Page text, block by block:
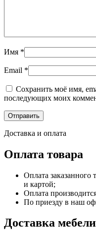
Имя *
Email *
Сохранить моё имя,
последующих моих
Доставка и оплата
Оплата товара
Оплата заказанного
и картой;
Оплата
По приезду в наш
Доставка мебели